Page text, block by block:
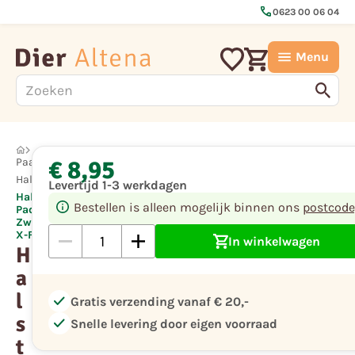
call0623 00 06 04
Menu
Paard
Halsters
Halster
Padded
Zwart
X-Full
H
a
l
s
t
€ 8,95
Levertijd 1-3 werkdagen
Bestellen is alleen mogelijk binnen ons
In winkelwagen
check Gratis verzending vanaf € 20,-
check Snelle levering door eigen voorraad